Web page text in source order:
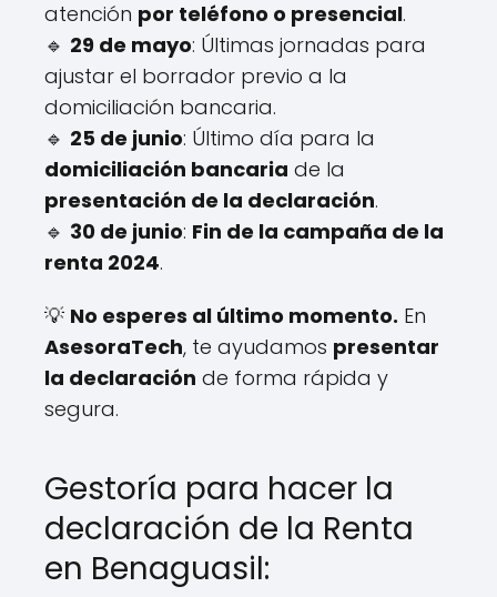
atención por teléfono o presencial.
🔹 29 de mayo: Últimas jornadas para
ajustar el borrador previo a la
domiciliación bancaria.
🔹 25 de junio: Último día para la
domiciliación bancaria de la
presentación de la declaración.
🔹 30 de junio: Fin de la campaña de la
renta 2024.
💡 No esperes al último momento. En
AsesoraTech, te ayudamos presentar
la declaración de forma rápida y
segura.
Gestoría para hacer la
declaración de la Renta
en Benaguasil: